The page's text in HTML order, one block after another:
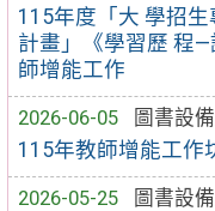
115年度「大 學招
計畫」《學習歷 程
師增能工作
2026-06-05
圖書設
115年教師增能工作
2026-05-25
圖書設